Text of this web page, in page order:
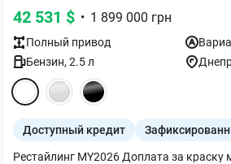
42 531 $ • 1 899 000 грн
Полный привод
Бензин, 2.5л
Доступный кредит